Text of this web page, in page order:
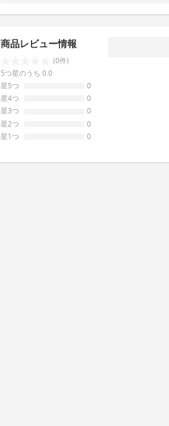
商品レビュー情報
(0件)
5つ星のうち 0.0
星5つ
0
星4つ
0
星3つ
0
星2つ
0
星1つ
0